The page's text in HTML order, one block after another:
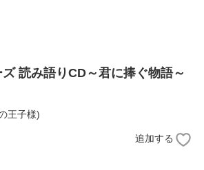
読み語りCD～君に捧ぐ物語～
王子様)
追加する